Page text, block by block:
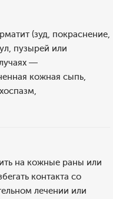
(зуд, покраснение,
пузырей или
—
кожная сыпь,
на кожные раны или
контакта со
лечении или